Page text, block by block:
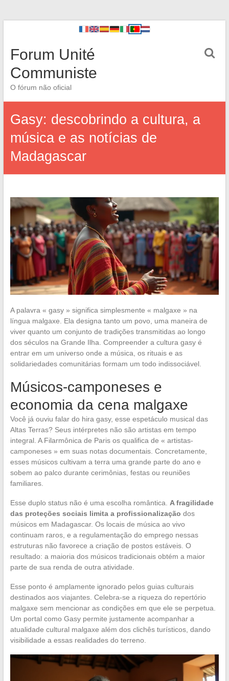
Forum Unité
Communiste
O fórum não oficial
Gasy: descobrindo a cultura, a
música e as notícias de
Madagascar
A palavra « gasy » significa simplesmente « malgaxe » na
língua malgaxe. Ela designa tanto um povo, uma maneira de
viver quanto um conjunto de tradições transmitidas ao longo
dos séculos na Grande Ilha. Compreender a cultura gasy é
entrar em um universo onde a música, os rituais e as
solidariedades comunitárias formam um todo indissociável.
Músicos-camponeses e
economia da cena malgaxe
Você já ouviu falar do hira gasy, esse espetáculo musical das
Altas Terras? Seus intérpretes não são artistas em tempo
integral. A Filarmônica de Paris os qualifica de « artistas-
camponeses » em suas notas documentais. Concretamente,
esses músicos cultivam a terra uma grande parte do ano e
sobem ao palco durante cerimônias, festas ou reuniões
familiares.
Esse duplo status não é uma escolha romântica. A fragilidade
das proteções sociais limita a profissionalização dos
músicos em Madagascar. Os locais de música ao vivo
continuam raros, e a regulamentação do emprego nessas
estruturas não favorece a criação de postos estáveis. O
resultado: a maioria dos músicos tradicionais obtém a maior
parte de sua renda de outra atividade.
Esse ponto é amplamente ignorado pelos guias culturais
destinados aos viajantes. Celebra-se a riqueza do repertório
malgaxe sem mencionar as condições em que ele se perpetua.
Um portal como Gasy permite justamente acompanhar a
atualidade cultural malgaxe além dos clichês turísticos, dando
visibilidade a essas realidades do terreno.